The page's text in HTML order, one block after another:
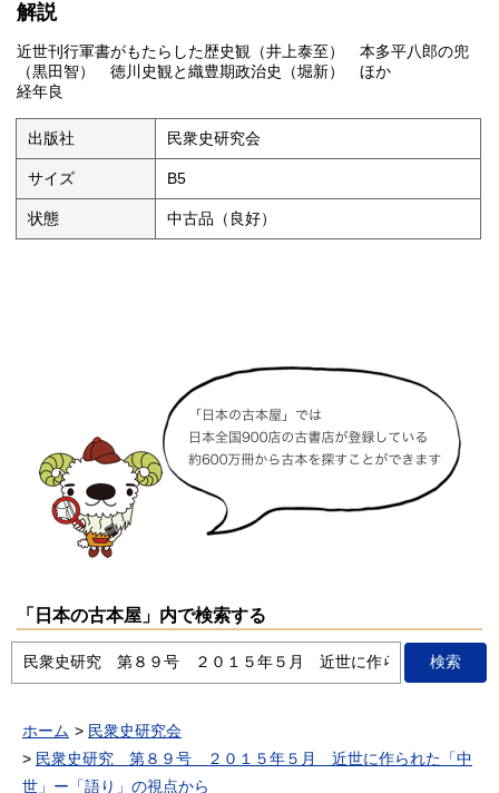
解説
近世刊行軍書がもたらした歴史観（井上泰至） 本多平八郎の兜
（黒田智） 徳川史観と織豊期政治史（堀新） ほか
経年良
出版社 民衆史研究会
サイズ B5
状態 中古品（良好）
「日本の古本屋」内で検索する
ホーム
民衆史研究会
民衆史研究 第８９号 ２０１５年５月 近世に作られた「中
世」ー「語り」の視点から